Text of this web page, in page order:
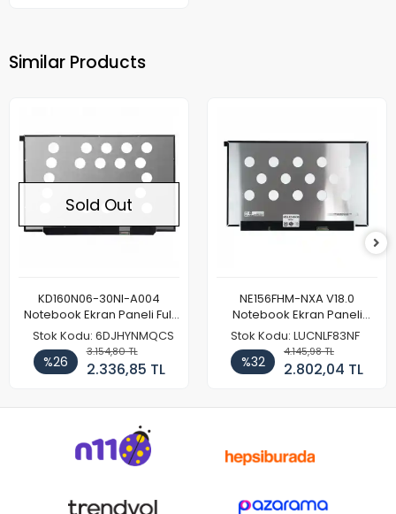
Similar Products
Sold Out
KD160N06-30NI-A004
Notebook Ekran Paneli Full
HD
Stok Kodu: 6DJHYNMQCS
%26
3.154,80 TL
2.336,85 TL
NE156FHM-NXA V18.0
Notebook Ekran Paneli
144Hz
Stok Kodu: LUCNLF83NF
%32
4.145,98 TL
2.802,04 TL